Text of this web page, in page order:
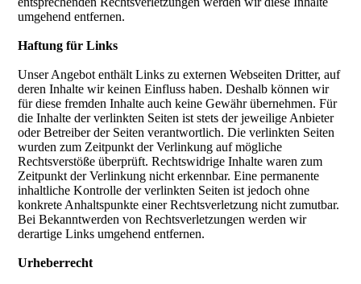
umgehend entfernen.
Haftung für Links
Unser Angebot enthält Links zu externen Webseiten Dritter, auf
deren Inhalte wir keinen Einfluss haben. Deshalb können wir
für diese fremden Inhalte auch keine Gewähr übernehmen. Für
die Inhalte der verlinkten Seiten ist stets der jeweilige Anbieter
oder Betreiber der Seiten verantwortlich. Die verlinkten Seiten
wurden zum Zeitpunkt der Verlinkung auf mögliche
Rechtsverstöße überprüft. Rechtswidrige Inhalte waren zum
Zeitpunkt der Verlinkung nicht erkennbar. Eine permanente
inhaltliche Kontrolle der verlinkten Seiten ist jedoch ohne
konkrete Anhaltspunkte einer Rechtsverletzung nicht zumutbar.
Bei Bekanntwerden von Rechtsverletzungen werden wir
derartige Links umgehend entfernen.
Urheberrecht